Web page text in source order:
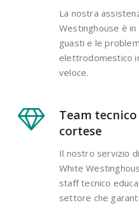
La nostra
Westinghouse è
guasti e le
elettrodomestico
veloce.
Team
cortese
Il nostro servizio
White
staff tecnico
settore che